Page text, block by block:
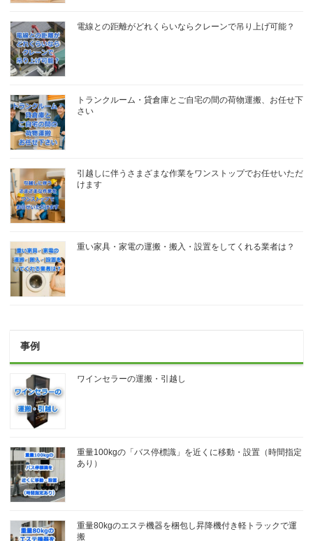
電線との距離がどれくらいならクレーンで吊り上げ可能？
トランクルーム・貸倉庫とご自宅の間の荷物運搬、お任せ下
さい
引越しに伴うさまざまな作業をワンストップでお任せいただ
けます
重い家具・家電の運搬・搬入・設置をしてくれる業者は？
事例
ワインセラーの運搬・引越し
重量100kgの「バス停標識」を近くに移動・設置（時間指定
あり）
重量80kgのエステ機器を梱包し昇降機付き軽トラックで運
搬